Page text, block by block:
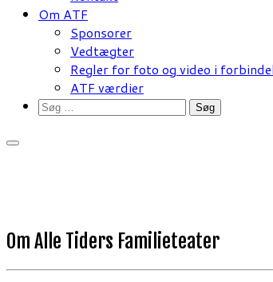
Om ATF
Sponsorer
Vedtægter
Regler for foto og video i
ATF værdier
Søg
Om Alle Tiders Familieteater